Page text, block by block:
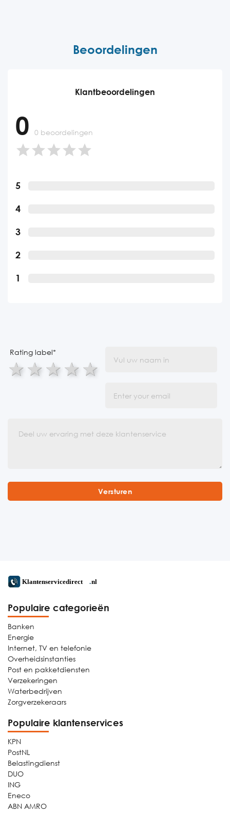
Beoordelingen
Klantbeoordelingen
5
4
3
2
1
0 0 beoordelingen
Rating label*
5 stars
4 stars
3 stars
2 stars
1 star
Populaire categorieën
Banken
Energie
Internet, TV en telefonie
Overheidsinstanties
Post en pakketdiensten
Verzekeringen
Waterbedrijven
Zorgverzekeraars
Populaire klantenservices
KPN
PostNL
Belastingdienst
DUO
ING
Eneco
ABN AMRO